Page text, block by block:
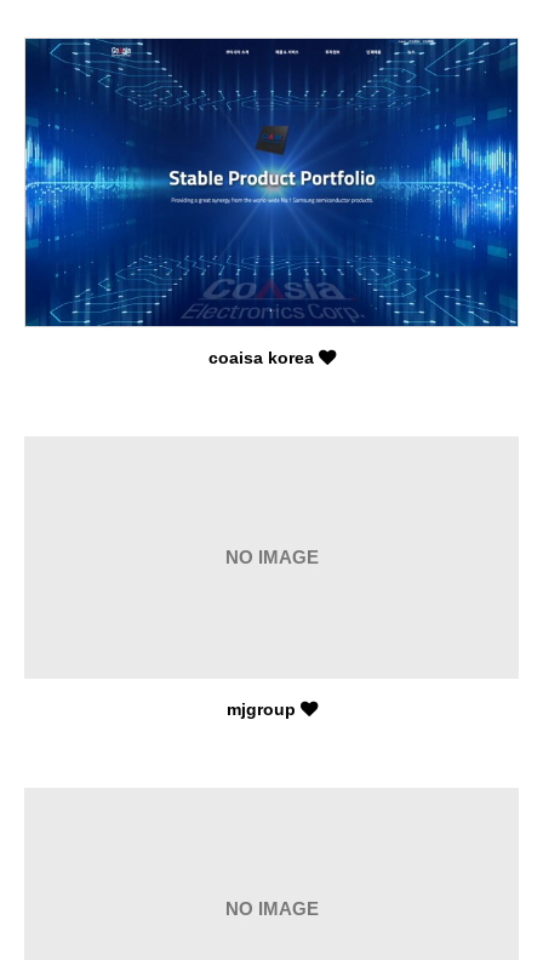
coaisa korea
NO IMAGE
mjgroup
NO IMAGE